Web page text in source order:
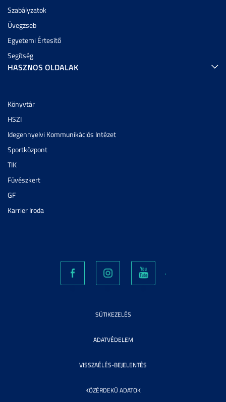
Szabályzatok
Üvegzseb
Egyetemi Értesítő
Segítség
HASZNOS OLDALAK
Könyvtár
HSZI
Idegennyelvi Kommunikációs Intézet
Sportközpont
TIK
Füvészkert
GF
Karrier Iroda
SÜTIKEZELÉS
ADATVÉDELEM
VISSZAÉLÉS-BEJELENTÉS
KÖZÉRDEKŰ ADATOK